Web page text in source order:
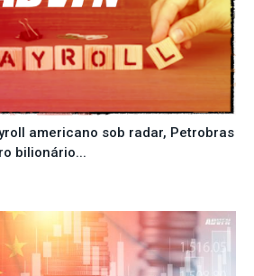
americano sob radar, Petrobras
bilionário...